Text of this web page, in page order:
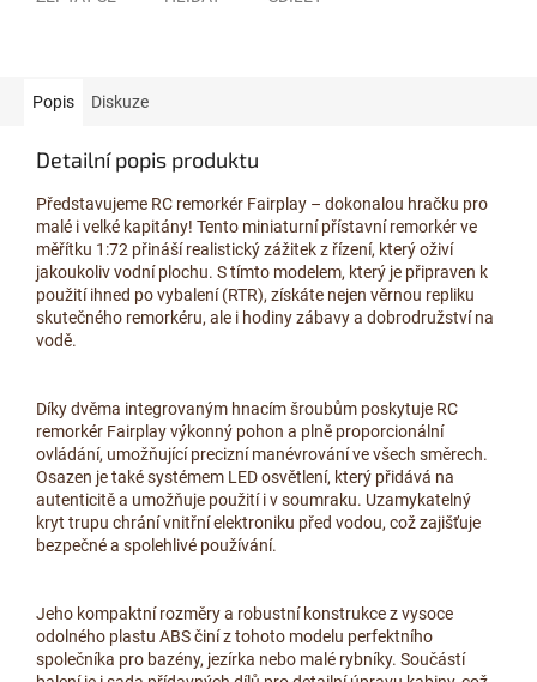
Popis Diskuze
Detailní popis produktu
Představujeme RC remorkér Fairplay – dokonalou hračku pro
malé i velké kapitány! Tento miniaturní přístavní remorkér ve
měřítku 1:72 přináší realistický zážitek z řízení, který oživí
jakoukoliv vodní plochu. S tímto modelem, který je připraven k
použití ihned po vybalení (RTR), získáte nejen věrnou repliku
skutečného remorkéru, ale i hodiny zábavy a dobrodružství na
vodě.
Díky dvěma integrovaným hnacím šroubům poskytuje RC
remorkér Fairplay výkonný pohon a plně proporcionální
ovládání, umožňující precizní manévrování ve všech směrech.
Osazen je také systémem LED osvětlení, který přidává na
autenticitě a umožňuje použití i v soumraku. Uzamykatelný
kryt trupu chrání vnitřní elektroniku před vodou, což zajišťuje
bezpečné a spolehlivé používání.
Jeho kompaktní rozměry a robustní konstrukce z vysoce
odolného plastu ABS činí z tohoto modelu perfektního
společníka pro bazény, jezírka nebo malé rybníky. Součástí